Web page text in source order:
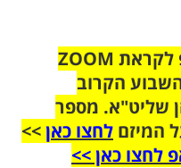
הצטרפו לקבוצת הוואטסאפ לקראת ZOOM
הקרוב
שליט"א. מספר
המיזם לחצו כאן>>
לחצו כאן >>